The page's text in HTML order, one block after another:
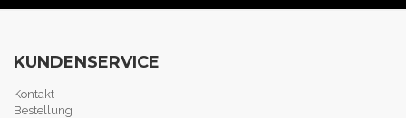
KUNDENSERVICE
Kontakt
Bestellung